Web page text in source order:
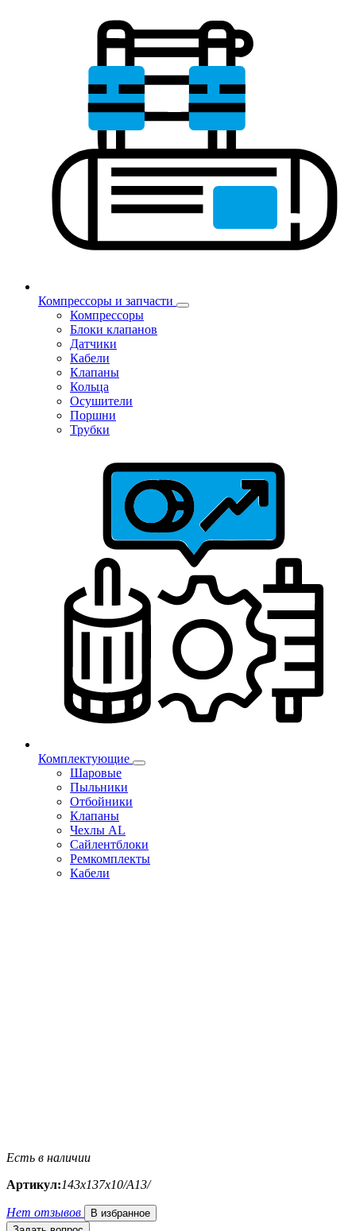
Компрессоры и запчасти
Компрессоры
Блоки клапанов
Датчики
Кабели
Клапаны
Кольца
Осушители
Поршни
Трубки
Комплектующие
Шаровые
Пыльники
Отбойники
Клапаны
Чехлы AL
Сайлентблоки
Ремкомплекты
Кабели
Есть в наличии
Артикул:143х137х10/A13/
Нет отзывов
В избранное